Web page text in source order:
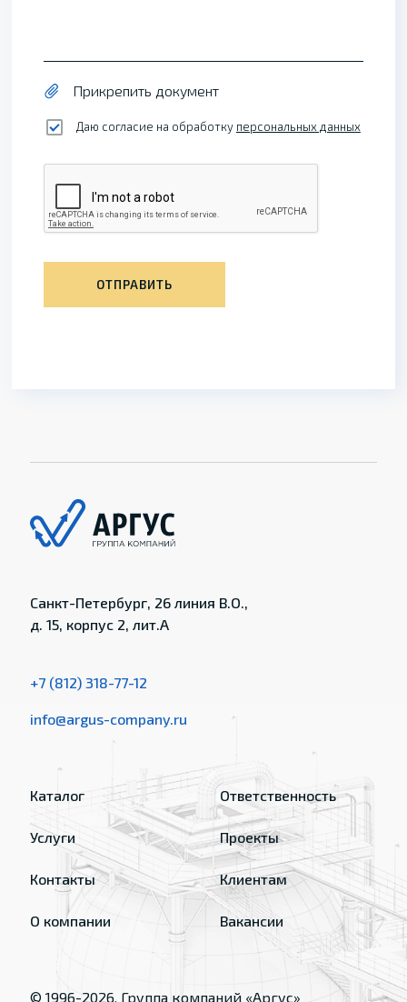
Прикрепить документ
Даю согласие на обработку персональных данных
ОТПРАВИТЬ
Санкт-Петербург, 26 линия В.О.,
д. 15, корпус 2, лит.А
+7 (812) 318-77-12
info@argus-company.ru
Каталог
Услуги
Контакты
О компании
Ответственность
Проекты
Клиентам
Вакансии
© 1996-2026, Группа компаний «Аргус»